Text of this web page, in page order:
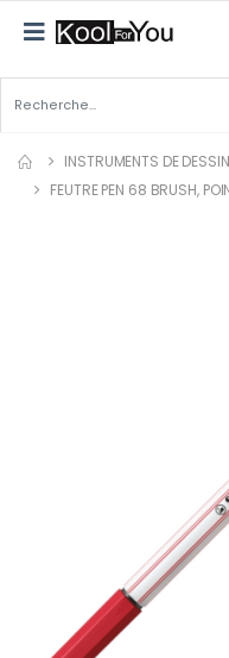
INSTRUMENTS DE
FEUTRE PEN 68 BRUSH,